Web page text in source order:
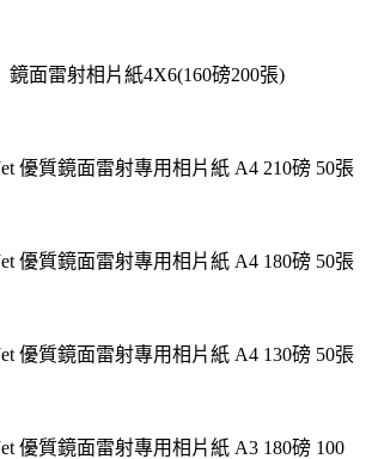
鏡面雷射相片紙4X6(160磅200張)
優質鏡面雷射專用相片紙 A4 210磅 50張
優質鏡面雷射專用相片紙 A4 180磅 50張
優質鏡面雷射專用相片紙 A4 130磅 50張
優質鏡面雷射專用相片紙 A3 180磅 100